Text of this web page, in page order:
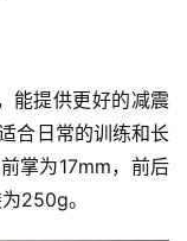
能提供更好的减震
合日常的训练和长
掌为17mm，前后
250g。